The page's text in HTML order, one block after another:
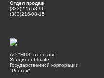
Отдел продаж
(383)225-58-96
(383)216-08-15
АО "НПЗ" в составе
Холдинга Швабе
Государственной корпорации
"Ростех"